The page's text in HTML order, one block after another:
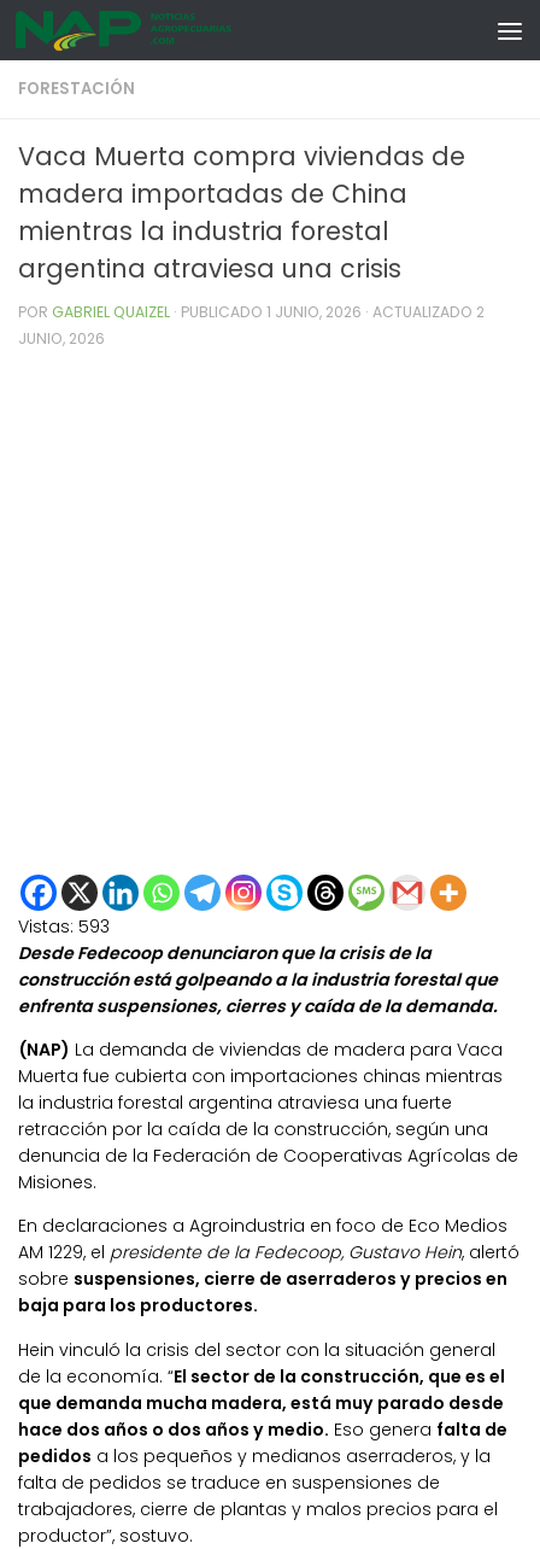
Skip to content
FORESTACIÓN
Vaca Muerta compra viviendas de
madera importadas de China
mientras la industria forestal
argentina atraviesa una crisis
POR GABRIEL QUAIZEL · PUBLICADO 1 JUNIO, 2026 · ACTUALIZADO 2
JUNIO, 2026
Vistas: 593
Desde Fedecoop denunciaron que la crisis de la
construcción está golpeando a la industria forestal que
enfrenta suspensiones, cierres y caída de la demanda.
(NAP) La demanda de viviendas de madera para Vaca
Muerta fue cubierta con importaciones chinas mientras
la industria forestal argentina atraviesa una fuerte
retracción por la caída de la construcción, según una
denuncia de la Federación de Cooperativas Agrícolas de
Misiones.
En declaraciones a Agroindustria en foco de Eco Medios
AM 1229, el presidente de la Fedecoop, Gustavo Hein, alertó
sobre suspensiones, cierre de aserraderos y precios en
baja para los productores.
Hein vinculó la crisis del sector con la situación general
de la economía. “El sector de la construcción, que es el
que demanda mucha madera, está muy parado desde
hace dos años o dos años y medio. Eso genera falta de
pedidos a los pequeños y medianos aserraderos, y la
falta de pedidos se traduce en suspensiones de
trabajadores, cierre de plantas y malos precios para el
productor”, sostuvo.